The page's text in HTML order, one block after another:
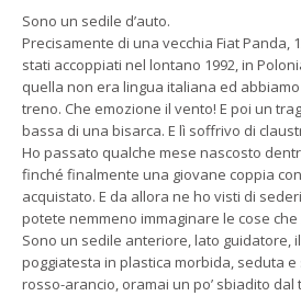
Sono un sedile d’auto.
Precisamente di una vecchia Fiat Panda,
stati accoppiati nel lontano 1992, in
quella non era lingua italiana ed
treno. Che emozione il vento! E poi un
bassa di una bisarca. E lì soffrivo di
Ho passato qualche mese nascosto
finché finalmente una giovane coppia
acquistato. E da allora ne ho visti di
potete nemmeno immaginare le cose
Sono un sedile anteriore, lato guidatore,
poggiatesta in plastica morbida, seduta
rosso-arancio, oramai un po’ sbiadito